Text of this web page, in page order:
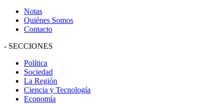
Notas
Quiénes Somos
Contacto
- SECCIONES
Política
Sociedad
La Región
Ciencia y Tecnología
Economía